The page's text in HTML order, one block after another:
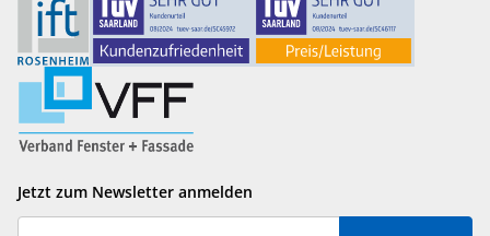
Jetzt zum Newsletter anmelden